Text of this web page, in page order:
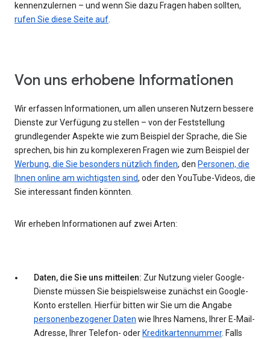
kennenzulernen – und wenn Sie dazu Fragen haben sollten,
rufen Sie diese Seite auf.
Von uns erhobene Informationen
Wir erfassen Informationen, um allen unseren Nutzern bessere
Dienste zur Verfügung zu stellen – von der Feststellung
grundlegender Aspekte wie zum Beispiel der Sprache, die Sie
sprechen, bis hin zu komplexeren Fragen wie zum Beispiel der
Werbung, die Sie besonders nützlich finden, den Personen, die
Ihnen online am wichtigsten sind, oder den YouTube-Videos, die
Sie interessant finden könnten.
Wir erheben Informationen auf zwei Arten:
Daten, die Sie uns mitteilen: Zur Nutzung vieler Google-
Dienste müssen Sie beispielsweise zunächst ein Google-
Konto erstellen. Hierfür bitten wir Sie um die Angabe
personenbezogener Daten wie Ihres Namens, Ihrer E-Mail-
Adresse, Ihrer Telefon- oder Kreditkartennummer. Falls